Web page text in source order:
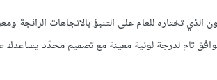
تختاره للعام على التنبؤ بالاتجاهات الرائجة
توافق تام لدرجة لونية معينة مع تصميم محدّد يساعدك